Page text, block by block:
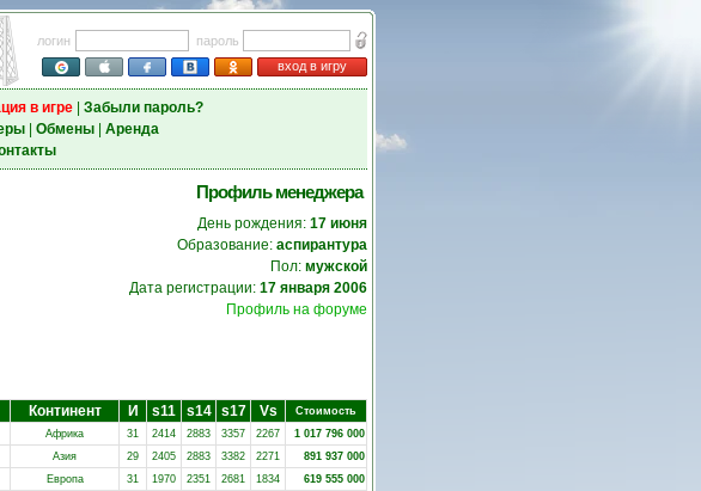
логин
пароль
вход в игру
в игре| Забыли пароль?
| Обмены| Аренда
Профиль менеджера
День рождения: 17 июня
Образование: аспирантура
Пол: мужской
Дата регистрации: 17 января 2006
Профиль на форуме
Континент И s11 s14 s17 Vs
Стоимость
Африка 31 2414 2883 3357 2267
1 017 796 000
Азия 29 2405 2883 3382 2271
891 937 000
Европа 31 1970 2351 2681 1834
619 555 000